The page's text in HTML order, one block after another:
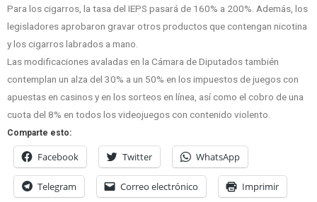
Para los cigarros, la tasa del IEPS pasará de 160% a 200%. Además, los
legisladores aprobaron gravar otros productos que contengan nicotina
y los cigarros labrados a mano.
Las modificaciones avaladas en la Cámara de Diputados también
contemplan un alza del 30% a un 50% en los impuestos de juegos con
apuestas en casinos y en los sorteos en línea, así como el cobro de una
cuota del 8% en todos los videojuegos con contenido violento.
Comparte esto:
Facebook Twitter WhatsApp
Telegram Correo electrónico Imprimir